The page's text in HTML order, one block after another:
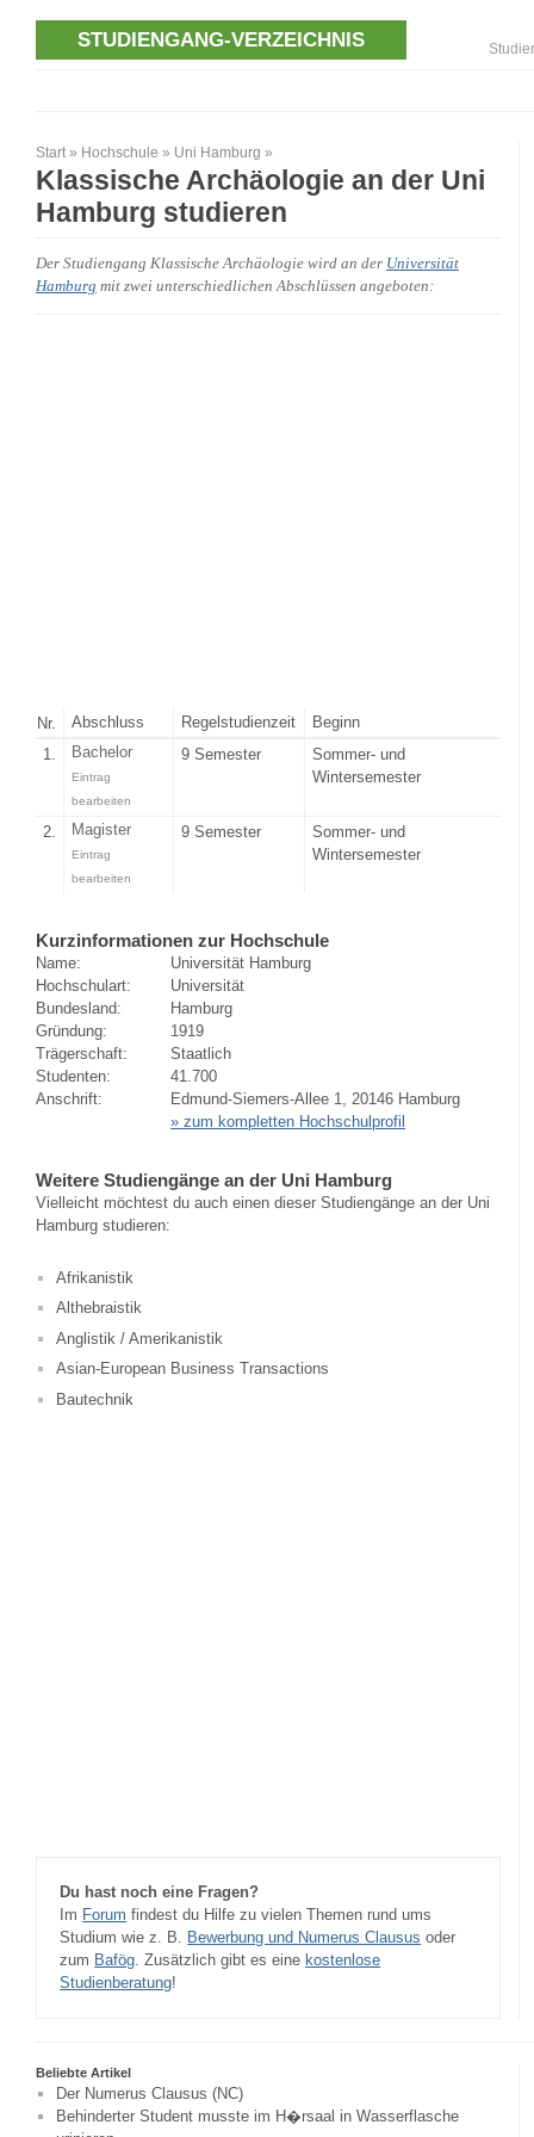
STUDIENGANG-VERZEICHNIS
Start » Hochschule » Uni Hamburg »
Klassische Archäologie an der Uni
Hamburg studieren
Der Studiengang Klassische Archäologie wird an der Universität
Hamburg mit zwei unterschiedlichen Abschlüssen angeboten:
Nr. Abschluss Regelstudienzeit
Beginn
1.
Bachelor
Eintrag
bearbeiten
9 Semester
Sommer- und
Wintersemester
2. Magister
Eintrag
bearbeiten
9 Semester
Sommer- und
Wintersemester
Kurzinformationen zur Hochschule
Name:
Universität Hamburg
Hochschulart:
Universität
Bundesland:
Hamburg
Gründung:
1919
Trägerschaft:
Staatlich
Studenten:
41.700
Anschrift:
Edmund-Siemers-Allee 1, 20146 Hamburg
» zum kompletten Hochschulprofil
Weitere Studiengänge an der Uni Hamburg
Vielleicht möchtest du auch einen dieser Studiengänge an der Uni
Hamburg studieren:
Afrikanistik
Althebraistik
Anglistik / Amerikanistik
Asian-European Business Transactions
Bautechnik
Du hast noch eine Fragen?
Im Forum findest du Hilfe zu vielen Themen rund ums
Studium wie z. B. Bewerbung und Numerus Clausus oder
zum Bafög. Zusätzlich gibt es eine kostenlose
Studienberatung!
Beliebte Artikel
Der Numerus Clausus (NC)
Behinderter Student musste im H�rsaal in Wasserflasche